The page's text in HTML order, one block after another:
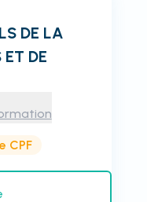
DE LA
DE
CPF